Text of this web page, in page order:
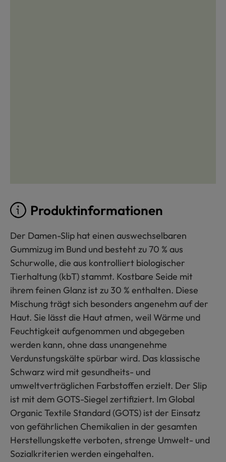
Produktinformationen
Der Damen-Slip hat einen auswechselbaren
Gummizug im Bund und besteht zu 70 % aus
Schurwolle, die aus kontrolliert biologischer
Tierhaltung (kbT) stammt. Kostbare Seide mit
ihrem feinen Glanz ist zu 30 % enthalten. Diese
Mischung trägt sich besonders angenehm auf der
Haut. Sie lässt die Haut atmen, weil Wärme und
Feuchtigkeit aufgenommen und abgegeben
werden kann, ohne dass unangenehme
Verdunstungskälte spürbar wird. Das klassische
Schwarz wird mit gesundheits- und
umweltverträglichen Farbstoffen erzielt. Der Slip
ist mit dem GOTS-Siegel zertifiziert. Im Global
Organic Textile Standard (GOTS) ist der Einsatz
von gefährlichen Chemikalien in der gesamten
Herstellungskette verboten, strenge Umwelt- und
Sozialkriterien werden eingehalten.